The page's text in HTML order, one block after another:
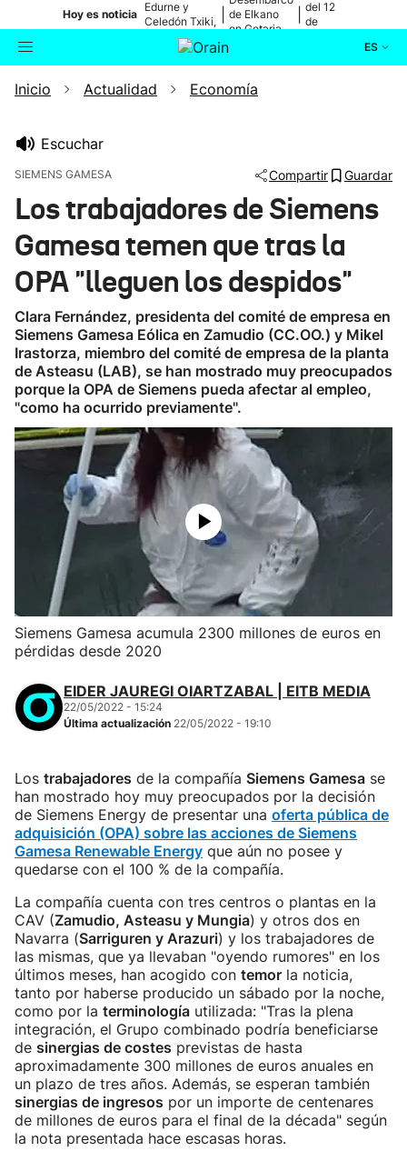
Hoy es noticia
Edurne y
Celedón Txiki,
en directo
de Elkano
en Getaria
del 12
de
ES
Buscador Actualidad
Ikusmiran
Eguraldia
Inicio Actualidad Economía
Escuchar
SIEMENS GAMESA Compartir Guardar
Los trabajadores de Siemens
Gamesa temen que tras la
OPA "lleguen los despidos"
Clara Fernández, presidenta del comité de empresa en
Siemens Gamesa Eólica en Zamudio (CC.OO.) y Mikel
Irastorza, miembro del comité de empresa de la planta
de Asteasu (LAB), se han mostrado muy preocupados
porque la OPA de Siemens pueda afectar al empleo,
"como ha ocurrido previamente".
Siemens Gamesa acumula 2300 millones de euros en
pérdidas desde 2020
EIDER JAUREGI OIARTZABAL | EITB MEDIA
22/05/2022 - 15:24
Última actualización 22/05/2022 - 19:10
Los trabajadores de la compañía Siemens Gamesa se
han mostrado hoy muy preocupados por la decisión
de Siemens Energy de presentar una oferta pública de
adquisición (OPA) sobre las acciones de Siemens
Gamesa Renewable Energy que aún no posee y
quedarse con el 100 % de la compañía.
La compañía cuenta con tres centros o plantas en la
CAV (Zamudio, Asteasu y Mungia) y otros dos en
Navarra (Sarriguren y Arazuri) y los trabajadores de
las mismas, que ya llevaban "oyendo rumores" en los
últimos meses, han acogido con temor la noticia,
tanto por haberse producido un sábado por la noche,
como por la terminología utilizada: "Tras la plena
integración, el Grupo combinado podría beneficiarse
de sinergias de costes previstas de hasta
aproximadamente 300 millones de euros anuales en
un plazo de tres años. Además, se esperan también
sinergias de ingresos por un importe de centenares
de millones de euros para el final de la década" según
la nota presentada hace escasas horas.